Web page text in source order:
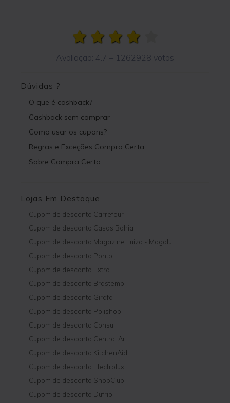
Avaliação: 4.7 – 1262928 votos
Dúvidas ?
O que é cashback?
Cashback sem comprar
Como usar os cupons?
Regras e Exceções Compra Certa
Sobre Compra Certa
Lojas Em Destaque
Cupom de desconto Carrefour
Cupom de desconto Casas Bahia
Cupom de desconto Magazine Luiza - Magalu
Cupom de desconto Ponto
Cupom de desconto Extra
Cupom de desconto Brastemp
Cupom de desconto Girafa
Cupom de desconto Polishop
Cupom de desconto Consul
Cupom de desconto Central Ar
Cupom de desconto KitchenAid
Cupom de desconto Electrolux
Cupom de desconto ShopClub
Cupom de desconto Dufrio